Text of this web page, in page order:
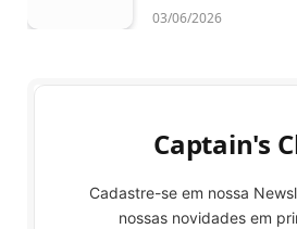
03/06/2026
Captain's
Cadastre-se em nossa
nossas novidades em